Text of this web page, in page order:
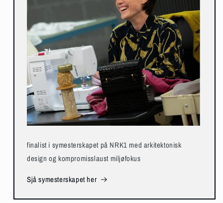
finalist i symesterskapet på NRK1 med arkitektonisk
design og kompromisslaust miljøfokus
Sjå symesterskapet her